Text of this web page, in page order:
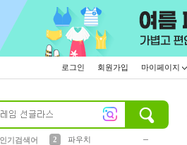
로그인 회원가입 마이페이지
인기검색어
2
파우치